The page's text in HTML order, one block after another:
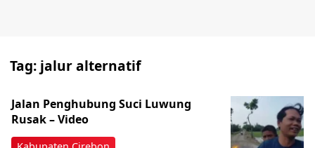
Tag: jalur alternatif
Jalan Penghubung Suci Luwung
Rusak – Video